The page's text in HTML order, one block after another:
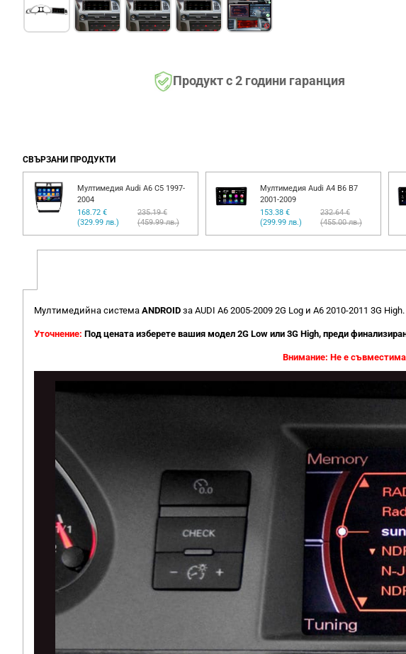
Продукт с 2 години гаранция
СВЪРЗАНИ ПРОДУКТИ
Мултимедия Audi A6 C5 1997-
2004
168.72 €
(329.99 лв.)
235.19 €
(459.99 лв.)
Мултимедия Audi A4 B6 B7
2001-2009
153.38 €
(299.99 лв.)
232.64 €
(455.00 лв.)
Мултимедийна система ANDROID за AUDI A6 2005-2009 2G Log и A6 2010-2011 3G
Уточнение: Под цената изберете вашия модел 2G Low или 3G High, преди
Внимание: Не е